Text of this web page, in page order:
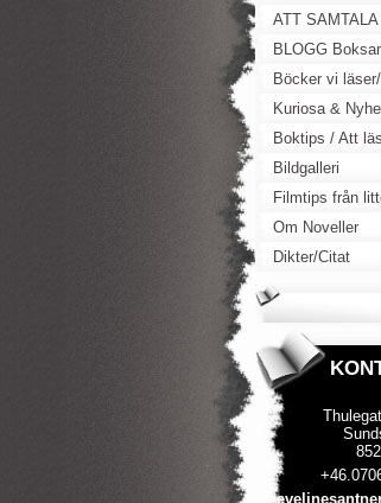
ATT SAMTALA
BLOGG
Böcker vi
Kuriosa &
Boktips / Att
Bildgalleri
Filmtips från
Om Noveller
Dikter/Citat
evelines